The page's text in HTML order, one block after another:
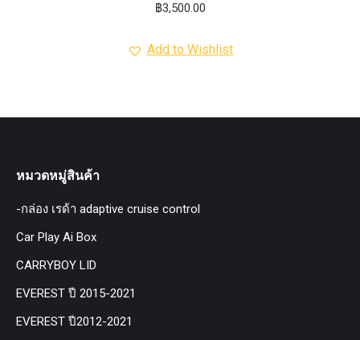
฿3,500.00
Add to Wishlist
หมวดหมู่สินค้า
-กล่อง เรด้า adaptive cruise control
Car Play Ai Box
CARRYBOY LID
EVEREST ปี 2015-2021
EVEREST ปี2012-2021